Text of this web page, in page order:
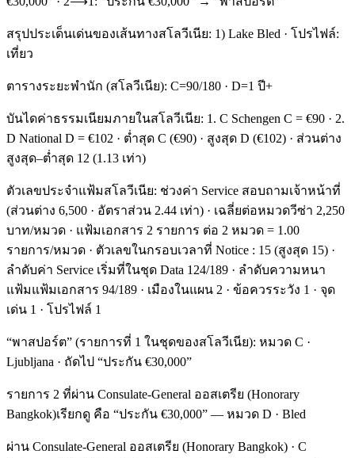
สรุปประเด็นเด่นของเส้นทางสโลวีเนีย: 1) Lake Bled · โปรไฟล์:
เที่ยว
ตารางระยะพำนัก (สโลวีเนีย): C=90/180 · D=1 ปี+
บันไดค่าธรรมเนียมภายในสโลวีเนีย: 1. C Schengen C = €90 · 2.
D National D = €102 · ต่ำสุด C (€90) · สูงสุด D (€102) · ส่วนต่าง
สูงสุด–ต่ำสุด 12 (1.13 เท่า)
ตัวเลขประจำแฟ้มสโลวีเนีย: ช่วงค่า Service สอบถามเจ้าหน้าที่
(ส่วนต่าง 6,500 · อัตราส่วน 2.44 เท่า) · เฉลี่ยต่อหมวดวีซ่า 2,250
บาท/หมวด · แฟ้มเอกสาร 2 รายการ ต่อ 2 หมวด = 1.00
รายการ/หมวด · ตัวเลขในกรอบเวลาที่ Notice : 15 (สูงสุด 15) ·
ลำดับค่า Service เริ่มที่ในชุด Data 124/189 · ลำดับความหนา
แฟ้มแฟ้มเอกสาร 94/189 · เมืองในแผน 2 · ข้อควรระวัง 1 · จุด
เด่น 1 · โปรไฟล์ 1
“พาสปอร์ต” (รายการที่ 1 ในชุดของสโลวีเนีย): หมวด C ·
Ljubljana · ถัดไป “ประกัน €30,000”
รายการ 2 ที่ผ่าน Consulate-General ออสเตรีย (Honorary
Bangkok)เรียกดู คือ “ประกัน €30,000” — หมวด D · Bled
ผ่าน Consulate-General ออสเตรีย (Honorary Bangkok) · C